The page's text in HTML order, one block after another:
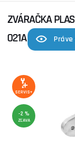
ZVÁRAČKA
021A
SERVIS+
-2 %
ZĽAVA